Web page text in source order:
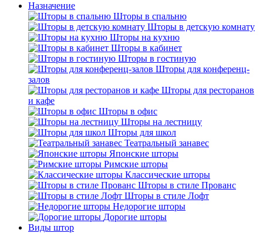
Назначение
Шторы в спальню
Шторы в детскую комнату
Шторы на кухню
Шторы в кабинет
Шторы в гостиную
Шторы для конференц-
залов
Шторы для ресторанов
и кафе
Шторы в офис
Шторы на лестницу
Шторы для школ
Театральный занавес
Японские шторы
Римские шторы
Классические шторы
Шторы в стиле Прованс
Шторы в стиле Лофт
Недорогие шторы
Дорогие шторы
Виды штор